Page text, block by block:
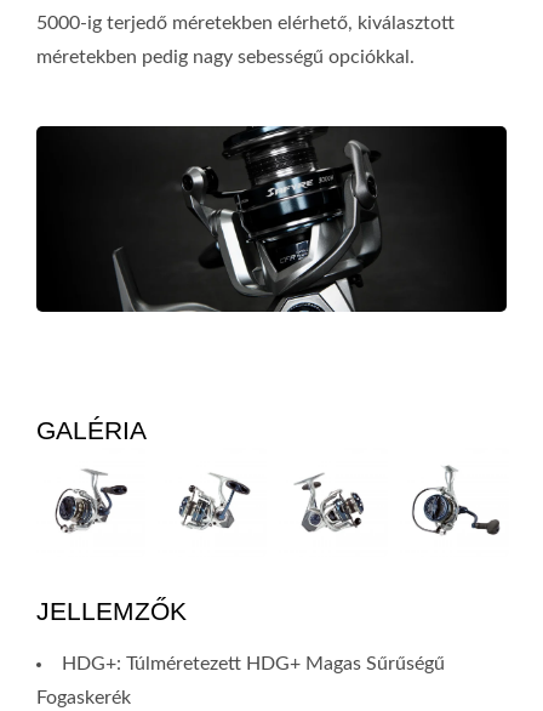
5000-ig terjedő méretekben elérhető, kiválasztott
méretekben pedig nagy sebességű opciókkal.
GALÉRIA
JELLEMZŐK
HDG+: Túlméretezett HDG+ Magas Sűrűségű
Fogaskerék